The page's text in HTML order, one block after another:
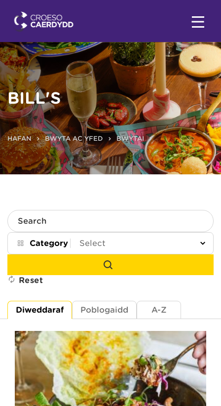
BILL'S
HAFAN BWYTA AC YFED BWYTAI
Search
Category
Reset
Diweddaraf Poblogaidd A-Z